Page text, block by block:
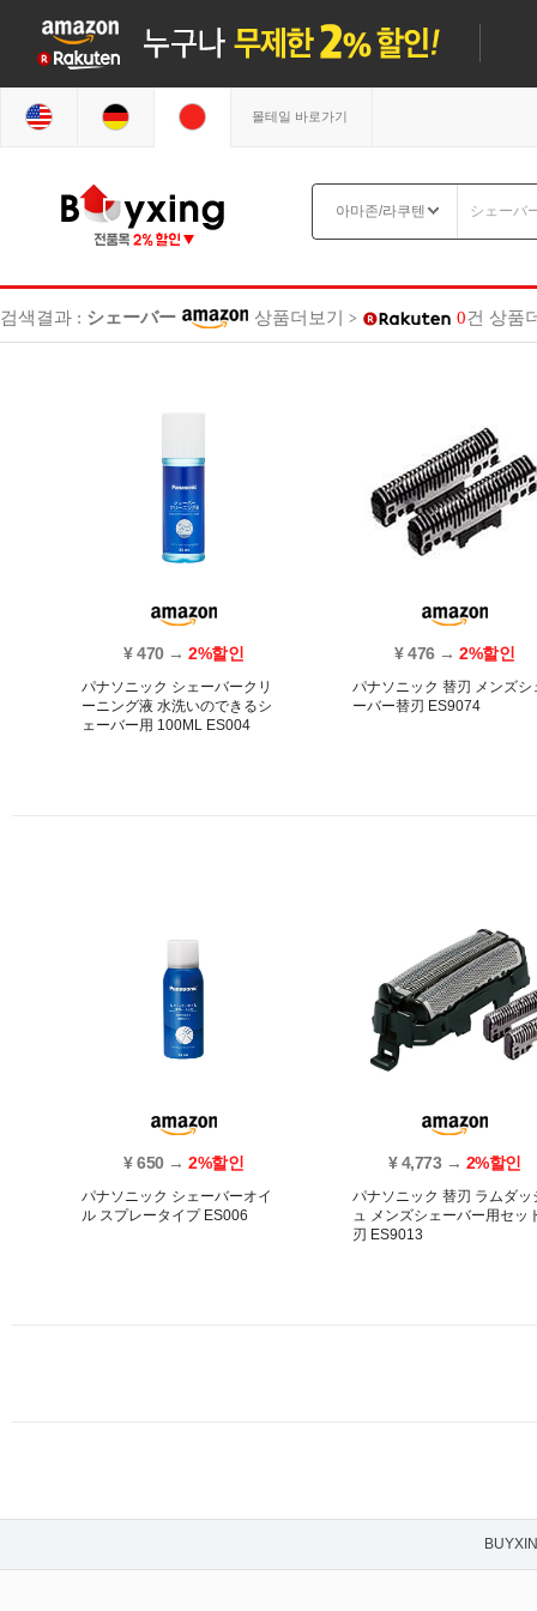
몰테일 바로가기
검색결과 : シェーバー 상품더보기 > 0건 상품
¥ 470 → 2%할인
パナソニック シェーバークリ
ーニング液 水洗いのできるシ
ェーバー用 100ML ES004
¥ 476 → 2%할인
パナソニック 替刃 メンズシ
ーバー替刃 ES9074
¥ 650 → 2%할인
パナソニック シェーバーオイ
ル スプレータイプ ES006
¥ 4,773 → 2%할인
パナソニック 替刃 ラムダッ
ュ メンズシェーバー用セッ
刃 ES9013